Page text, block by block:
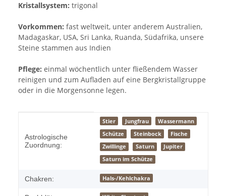
Kristallsystem: trigonal
Vorkommen: fast weltweit, unter anderem Australien,
Madagaskar, USA, Sri Lanka, Ruanda, Südafrika, unsere
Steine stammen aus Indien
Pflege: einmal wöchentlich unter fließendem Wasser
reinigen und zum Aufladen auf eine Bergkristallgruppe
oder in die Morgensonne legen.
Astrologische
Zuordnung:
Stier Jungfrau
Wassermann
Schütze
Steinbock
Fische
Zwillinge
Saturn
Jupiter
Saturn im Schütze
Chakren: Hals-/Kehlchakra